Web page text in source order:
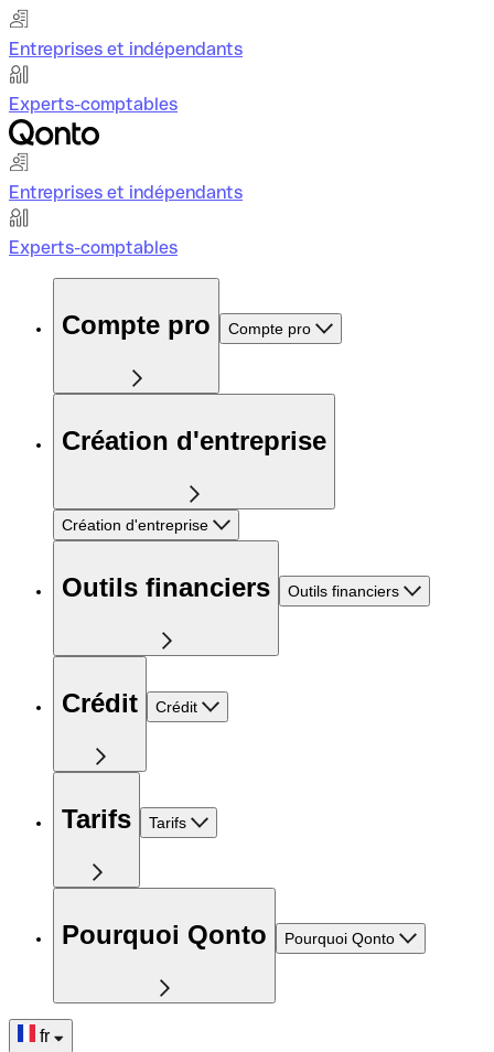
Entreprises et indépendants
Experts-comptables
Entreprises et indépendants
Experts-comptables
Compte pro Compte pro
Création d'entreprise
Création d'entreprise
Outils financiers Outils financiers
Crédit Crédit
Tarifs Tarifs
Pourquoi Qonto Pourquoi Qonto
fr